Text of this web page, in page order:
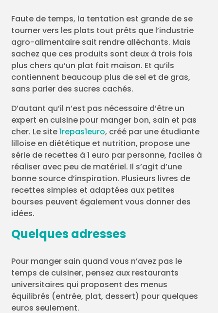
Faute de temps, la tentation est grande de se
tourner vers les plats tout prêts que l’industrie
agro-alimentaire sait rendre alléchants. Mais
sachez que ces produits sont deux à trois fois
plus chers qu’un plat fait maison. Et qu’ils
contiennent beaucoup plus de sel et de gras,
sans parler des sucres cachés.
D’autant qu’il n’est pas nécessaire d’être un
expert en cuisine pour manger bon, sain et pas
cher. Le site1repas1euro, créé par une étudiante
lilloise en diététique et nutrition, propose une
série de recettes à 1 euro par personne, faciles à
réaliser avec peu de matériel. Il s’agit d’une
bonne source d’inspiration. Plusieurs livres de
recettes simples et adaptées aux petites
bourses peuvent également vous donner des
idées.
Quelques adresses
Pour manger sain quand vous n’avez pas le
temps de cuisiner, pensez aux restaurants
universitaires qui proposent des menus
équilibrés (entrée, plat, dessert) pour quelques
euros seulement.